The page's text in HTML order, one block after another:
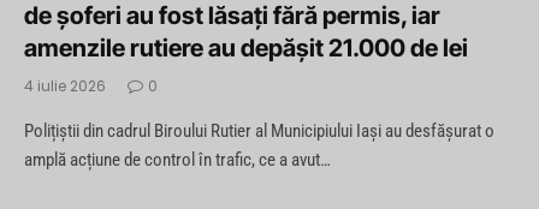
de șoferi au fost lăsați fără permis, iar
amenzile rutiere au depășit 21.000 de lei
4 iulie 2026 0
Polițiștii din cadrul Biroului Rutier al Municipiului Iași au desfășurat o
amplă acțiune de control în trafic, ce a avut…